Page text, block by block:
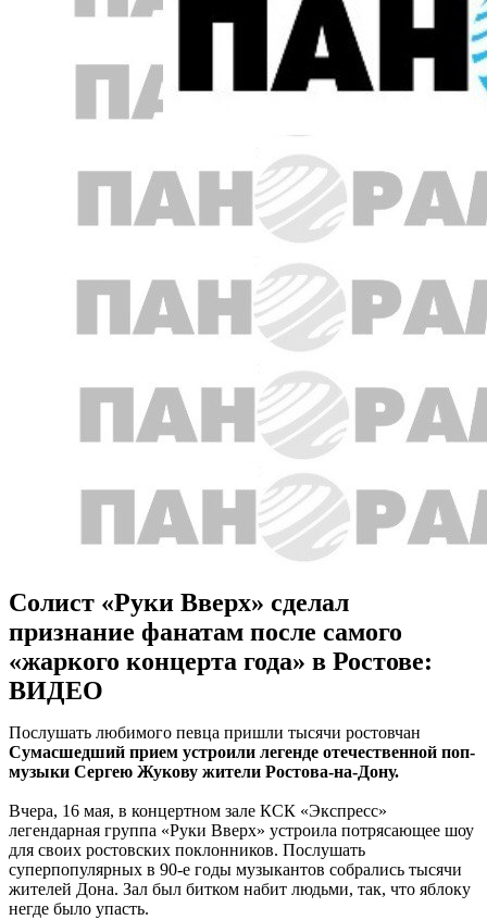
Солист «Руки Вверх» сделал
признание фанатам после самого
«жаркого концерта года» в Ростове:
ВИДЕО
Послушать любимого певца пришли тысячи ростовчан
Сумасшедший прием устроили легенде отечественной поп-
музыки Сергею Жукову жители Ростова-на-Дону.
Вчера, 16 мая, в концертном зале КСК «Экспресс»
легендарная группа «Руки Вверх» устроила потрясающее шоу
для своих ростовских поклонников. Послушать
суперпопулярных в 90-е годы музыкантов собрались тысячи
жителей Дона. Зал был битком набит людьми, так, что яблоку
негде было упасть.